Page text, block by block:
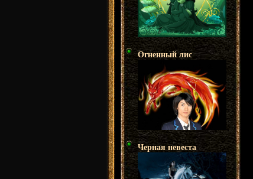
Огненный лис
Черная невеста